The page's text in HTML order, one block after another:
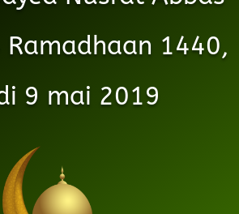
Ramadhaan 1440,
9 mai 2019